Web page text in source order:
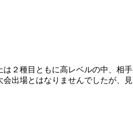
２種目ともに高レベルの中、相手
出場とはなりませんでしたが、見